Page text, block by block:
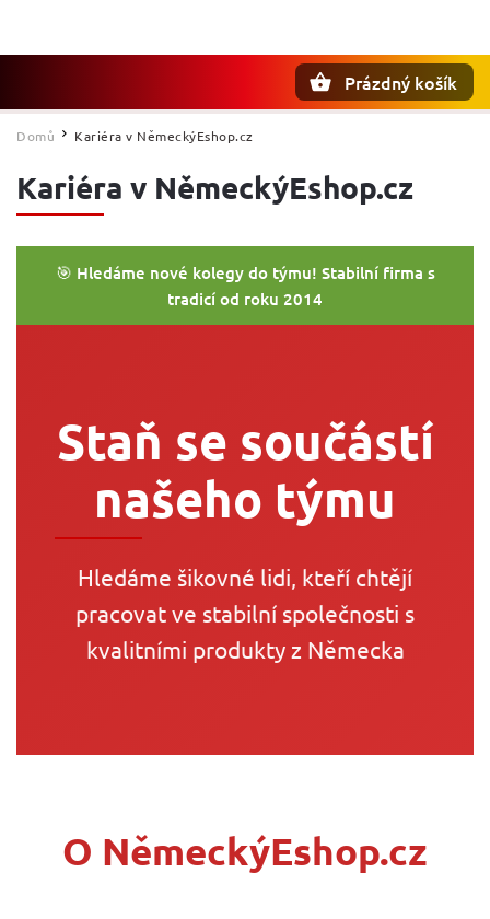
Prázdný košík
Domů / Kariéra v NěmeckýEshop.cz
Kariéra v NěmeckýEshop.cz
🎯 Hledáme nové kolegy do týmu! Stabilní firma s
tradicí od roku 2014
Staň se součástí
našeho týmu
Hledáme šikovné lidi, kteří chtějí
pracovat ve stabilní společnosti s
kvalitními produkty z Německa
O NěmeckýEshop.cz